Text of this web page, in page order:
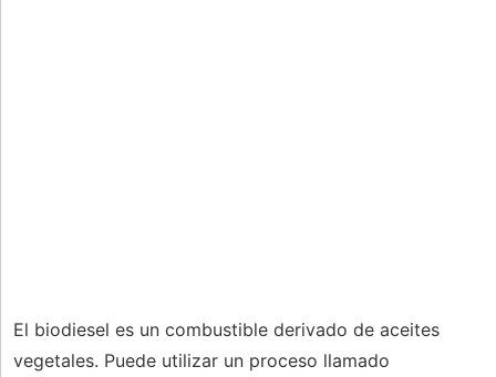
El biodiesel es un combustible derivado de aceites
vegetales. Puede utilizar un proceso llamado